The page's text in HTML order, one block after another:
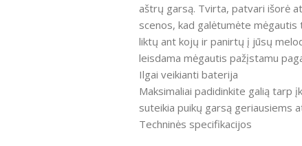
aštrų garsą. Tvirta, patvari išorė
scenos, kad galėtumėte
liktų ant kojų ir panirtų į jūsų
leisdama mėgautis pažįstamu
Ilgai veikianti baterija
Maksimaliai padidinkite galią tarp
suteikia puikų garsą geriausiems
Techninės specifikacijos